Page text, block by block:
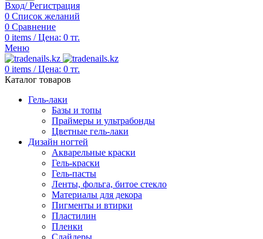
Вход/ Регистрация
0 Список желаний
0 Сравнение
0 items / Цена: 0 тг.
Меню
0 items / Цена: 0 тг.
Каталог товаров
Гель-лаки
Базы и топы
Праймеры и ультрабонды
Цветные гель-лаки
Дизайн ногтей
Акварельные краски
Гель-краски
Гель-пасты
Ленты, фольга, битое стекло
Материалы для декора
Пигменты и втирки
Пластилин
Пленки
Слайдеры